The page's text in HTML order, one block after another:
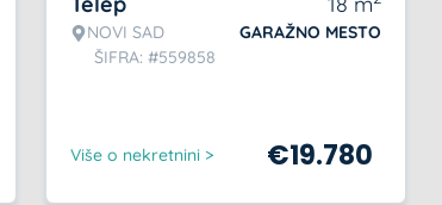
NOVI SAD
ŠIFRA: #559858
GARAŽNO MESTO
Više o nekretnini > €19.780